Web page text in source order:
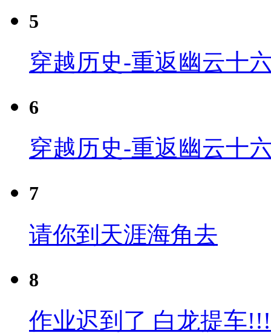
5
穿越历史-重返幽云十
6
穿越历史-重返幽云十
7
请你到天涯海角去
8
作业迟到了 白龙提车